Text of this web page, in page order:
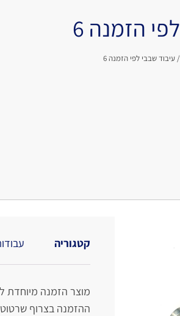
הזמנה 6
/ עיבוד שבבי לפי הזמנה 6
קטגוריה
מוצר הזמנה מיוחדת
ההזמנה בצרוף